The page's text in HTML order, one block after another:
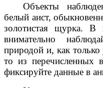
Объекты
белый аист,
золотистая щурка. В
внимательно
природой и, как
то из перечисленных
фиксируйте данные в